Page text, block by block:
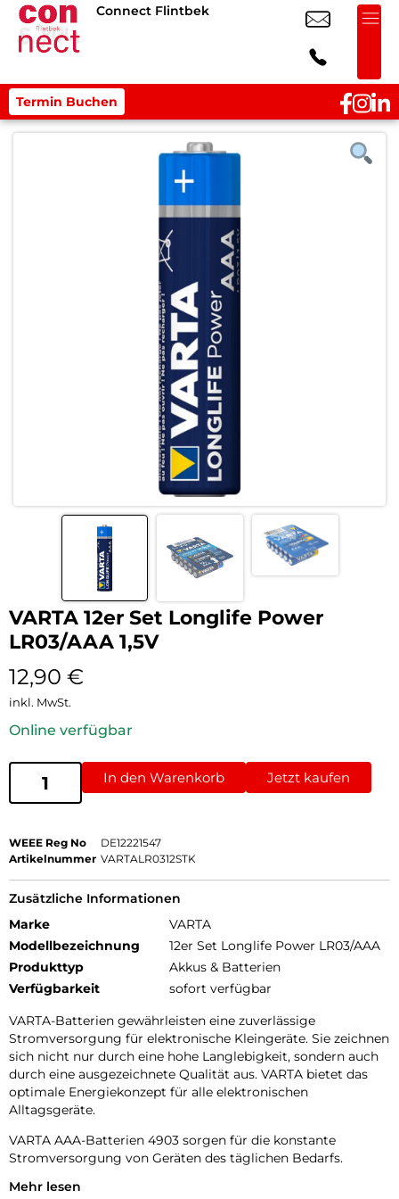
Connect Flintbek
Termin Buchen
VARTA 12er Set Longlife Power
LR03/AAA 1,5V
12,90 €
inkl. MwSt.
Online verfügbar
In den Warenkorb Jetzt kaufen
WEEE Reg No
DE12221547
Artikelnummer VARTALR0312STK
Zusätzliche Informationen
Marke
VARTA
Modellbezeichnung
12er Set Longlife Power LR03/AAA
Produkttyp
Akkus & Batterien
Verfügbarkeit
sofort verfügbar
VARTA-Batterien gewährleisten eine zuverlässige
Stromversorgung für elektronische Kleingeräte. Sie zeichnen
sich nicht nur durch eine hohe Langlebigkeit, sondern auch
durch eine ausgezeichnete Qualität aus. VARTA bietet das
optimale Energiekonzept für alle elektronischen
Alltagsgeräte.
VARTA AAA-Batterien 4903 sorgen für die konstante
Stromversorgung von Geräten des täglichen Bedarfs.
Die Micro-Alkaline-Batterie ist besonders kraftvoll für
Mehr lesen